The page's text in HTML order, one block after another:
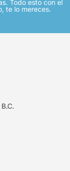
Todo esto con el
te lo mereces.